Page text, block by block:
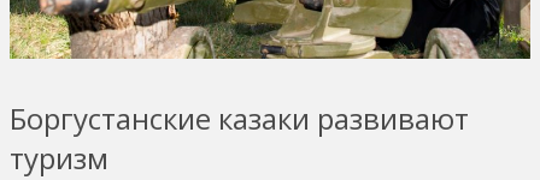
Боргустанские казаки развивают
туризм